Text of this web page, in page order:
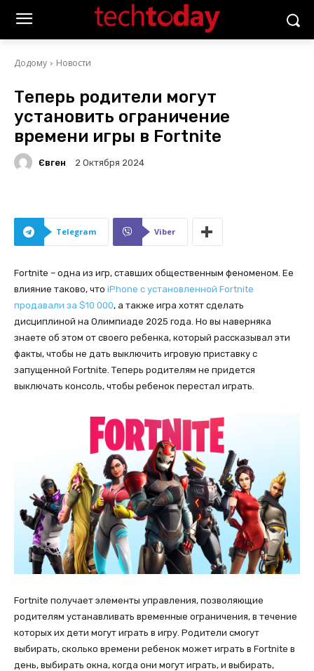
Додому Новости
Теперь родители могут
установить ограничение
времени игры в Fortnite
Євген 2 Октября 2024
Telegram Viber
Fortnite – одна из игр, ставших общественным феноменом. Ее
влияние таково, что iPhone с установленной Fortnite
продавали за $10 000, а также игра хотят сделать
дисциплиной на Олимпиаде 2025 года. Но вы наверняка
знаете об этом от своего ребенка, который рассказывал эти
факты, чтобы не дать выключить игровую приставку с
запущенной Fortnite. Теперь родителям не придется
выключать консоль, чтобы ребенок перестал играть.
Fortnite получает элементы управления, позволяющие
родителям устанавливать временные ограничения, в течение
которых их дети могут играть в игру. Родители смогут
выбирать, сколько времени ребенок может играть в Fortnite в
день, выбирать окна, когда они могут играть, и выбирать,